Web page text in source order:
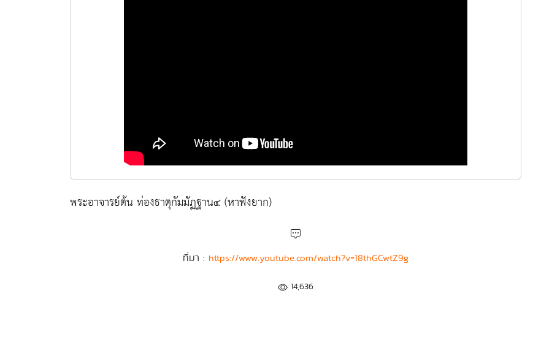
พระอาจารย์ต้น ท่องธาตุกัมมัฏฐาน๔ (หาฟังยาก)
ที่มา : https://www.youtube.com/watch?v=18thGCwtZ9g
14,636